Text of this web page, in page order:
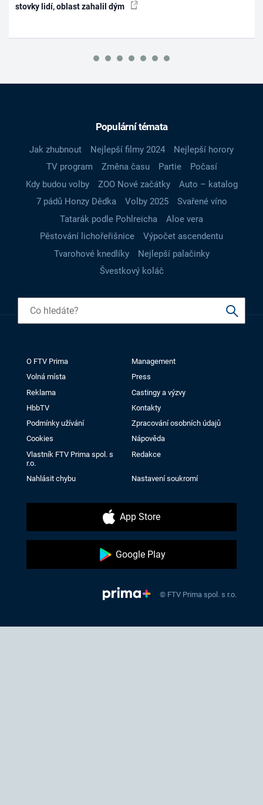
stovky lidí, oblast zahalil dým
Populární témata
Jak zhubnout Nejlepší filmy 2024
Nejlepší horory
TV program
Změna času Partie
Počasí
Kdy budou volby
ZOO Nové začátky
Auto – katalog
7 pádů Honzy Dědka
Volby 2025
Svařené víno
Tatarák podle Pohlreicha
Aloe vera
Pěstování lichořeřišnice
Výpočet ascendentu
Tvarohové knedlíky
Nejlepší palačinky
Švestkový koláč
O FTV Prima
Management
Volná místa
Press
Reklama
Castingy a výzvy
HbbTV
Kontakty
Podmínky užívání
Zpracování osobních údajů
Cookies
Nápověda
Vlastník FTV Prima spol. s
r.o.
Redakce
Nahlásit chybu Nastavení soukromí
App Store
Google Play
© FTV Prima spol. s r.o.